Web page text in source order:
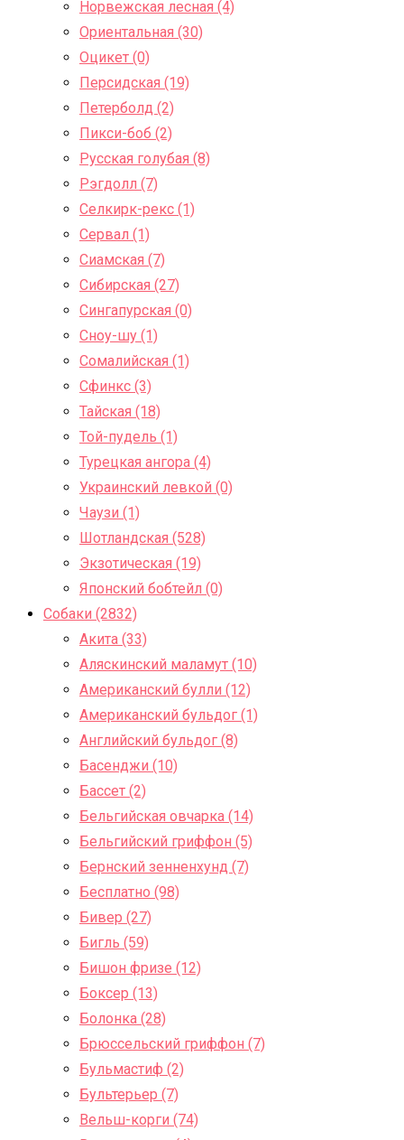
Норвежская лесная (4)
Ориентальная (30)
Оцикет (0)
Персидская (19)
Петерболд (2)
Пикси-боб (2)
Русская голубая (8)
Рэгдолл (7)
Селкирк-рекс (1)
Сервал (1)
Сиамская (7)
Сибирская (27)
Сингапурская (0)
Сноу-шу (1)
Сомалийская (1)
Сфинкс (3)
Тайская (18)
Той-пудель (1)
Турецкая ангора (4)
Украинский левкой (0)
Чаузи (1)
Шотландская (528)
Экзотическая (19)
Японский бобтейл (0)
Собаки (2832)
Акита (33)
Аляскинский маламут (10)
Американский булли (12)
Американский бульдог (1)
Английский бульдог (8)
Басенджи (10)
Бассет (2)
Бельгийская овчарка (14)
Бельгийский гриффон (5)
Бернский зенненхунд (7)
Бесплатно (98)
Бивер (27)
Бигль (59)
Бишон фризе (12)
Боксер (13)
Болонка (28)
Брюссельский гриффон (7)
Бульмастиф (2)
Бультерьер (7)
Вельш-корги (74)